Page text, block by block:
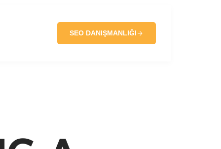
SEO DANIŞMANLIĞI